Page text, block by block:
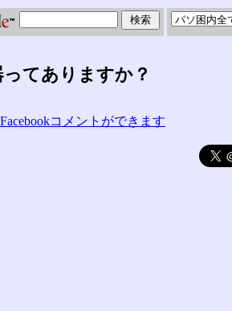
てありますか？
Facebookコメントができます